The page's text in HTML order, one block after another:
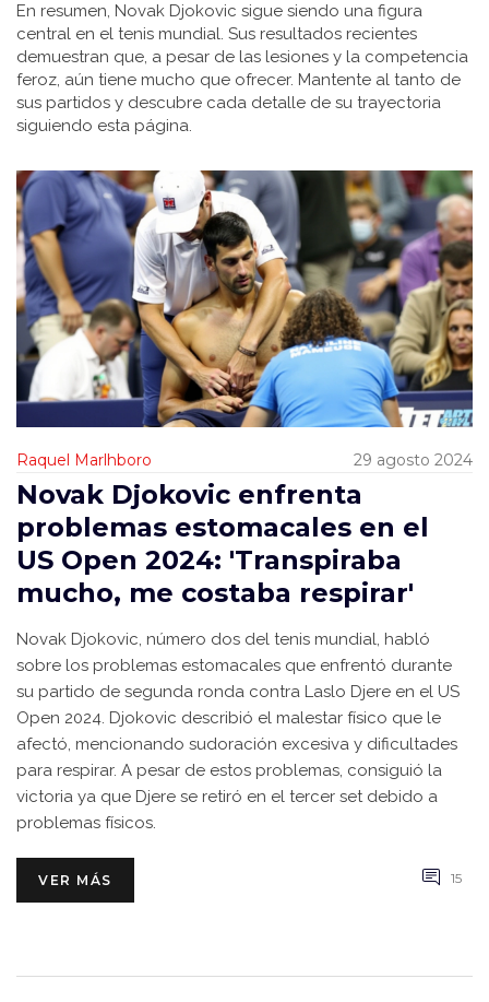
En resumen, Novak Djokovic sigue siendo una figura
central en el tenis mundial. Sus resultados recientes
demuestran que, a pesar de las lesiones y la competencia
feroz, aún tiene mucho que ofrecer. Mantente al tanto de
sus partidos y descubre cada detalle de su trayectoria
siguiendo esta página.
Raquel Marlhboro 29 agosto 2024
Novak Djokovic enfrenta
problemas estomacales en el
US Open 2024: 'Transpiraba
mucho, me costaba respirar'
Novak Djokovic, número dos del tenis mundial, habló
sobre los problemas estomacales que enfrentó durante
su partido de segunda ronda contra Laslo Djere en el US
Open 2024. Djokovic describió el malestar físico que le
afectó, mencionando sudoración excesiva y dificultades
para respirar. A pesar de estos problemas, consiguió la
victoria ya que Djere se retiró en el tercer set debido a
problemas físicos.
VER MÁS 15